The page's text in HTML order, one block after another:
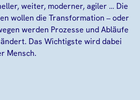
weiter, moderner, agiler … Die
wollen die Transformation – oder
werden Prozesse und Abläufe
Das Wichtigste wird dabei
Mensch.